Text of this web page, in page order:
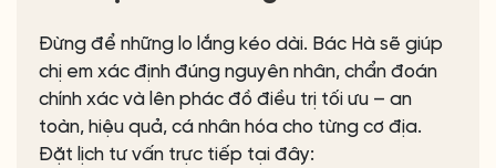
Đừng để những lo lắng kéo dài. Bác Hà sẽ giúp
chị em xác định đúng nguyên nhân, chẩn đoán
chính xác và lên phác đồ điều trị tối ưu – an
toàn, hiệu quả, cá nhân hóa cho từng cơ địa.
Đặt lịch tư vấn trực tiếp tại đây: